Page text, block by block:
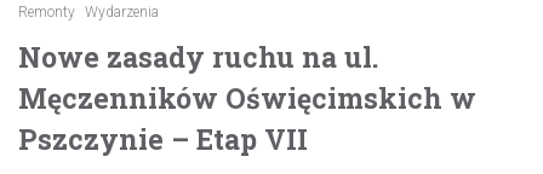
Remonty Wydarzenia
Nowe zasady ruchu na ul.
Męczenników Oświęcimskich w
Pszczynie – Etap VII